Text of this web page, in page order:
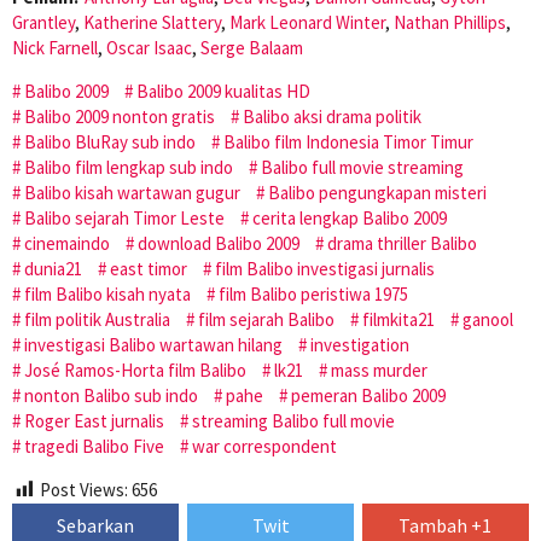
Grantley, Katherine Slattery, Mark Leonard Winter, Nathan Phillips,
Nick Farnell, Oscar Isaac, Serge Balaam
Balibo 2009
Balibo 2009 kualitas HD
Balibo 2009 nonton gratis
Balibo aksi drama politik
Balibo BluRay sub indo
Balibo film Indonesia Timor Timur
Balibo film lengkap sub indo
Balibo full movie streaming
Balibo kisah wartawan gugur
Balibo pengungkapan misteri
Balibo sejarah Timor Leste
cerita lengkap Balibo 2009
cinemaindo
download Balibo 2009
drama thriller Balibo
dunia21
east timor
film Balibo investigasi jurnalis
film Balibo kisah nyata
film Balibo peristiwa 1975
film politik Australia
film sejarah Balibo filmkita21
ganool
investigasi Balibo wartawan hilang
investigation
José Ramos-Horta film Balibo
lk21
mass murder
nonton Balibo sub indo
pahe
pemeran Balibo 2009
Roger East jurnalis
streaming Balibo full movie
tragedi Balibo Five
war correspondent
Post Views: 656
Sebarkan Twit
Tambah +1